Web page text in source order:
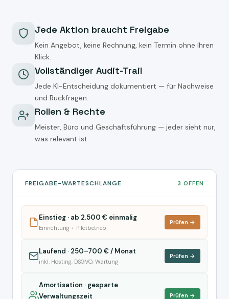
Jede Aktion braucht Freigabe
Kein Angebot, keine Rechnung, kein Termin ohne Ihren
Klick.
Vollständiger Audit-Trail
Jede KI-Entscheidung dokumentiert — für Nachweise
und Rückfragen.
Rollen & Rechte
Meister, Büro und Geschäftsführung — jeder sieht nur,
was relevant ist.
FREIGABE-WARTESCHLANGE 3 OFFEN
Einstieg · ab 2.500 € einmalig
Einrichtung + Pilotbetrieb
Prüfen →
Laufend · 250–700 € / Monat
inkl. Hosting, DSGVO, Wartung
Prüfen →
Amortisation · gesparte
Verwaltungszeit
Prüfen →